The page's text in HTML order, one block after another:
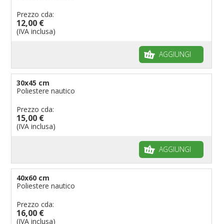
Bandiere per riserve naturali e parchi
Bandiere per musicisti
pennoni per bandiere
Prezzo cda:
12,00 €
(IVA inclusa)
AGGIUNGI
30x45 cm
Poliestere nautico
Prezzo cda:
15,00 €
(IVA inclusa)
AGGIUNGI
40x60 cm
Poliestere nautico
Prezzo cda:
16,00 €
(IVA inclusa)